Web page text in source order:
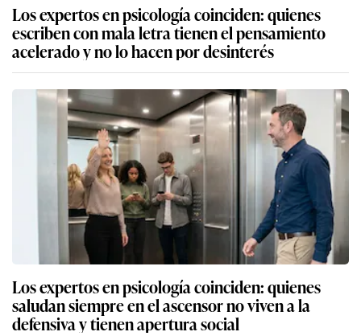
Los expertos en psicología coinciden: quienes
escriben con mala letra tienen el pensamiento
acelerado y no lo hacen por desinterés
Los expertos en psicología coinciden: quienes
saludan siempre en el ascensor no viven a la
defensiva y tienen apertura social